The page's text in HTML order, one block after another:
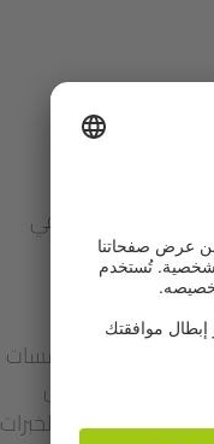
إليها المشاريع في
"التعليم
ومع ممثلي مؤسسات
تعمل في مجال
الفرصة لتبادل الخبرات